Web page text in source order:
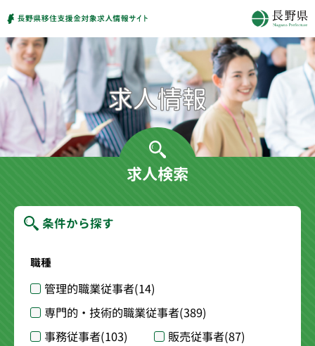
求人検索
条件から探す
職種
管理的職業従事者(14)
専門的・技術的職業従事者(389)
事務従事者(103) 販売従事者(87)